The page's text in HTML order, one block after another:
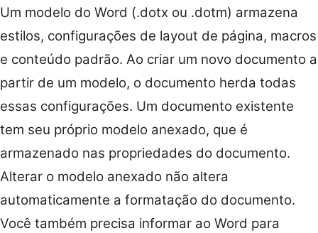
Um modelo do Word (.dotx ou .dotm) armazena
estilos, configurações de layout de página, macros
e conteúdo padrão. Ao criar um novo documento a
partir de um modelo, o documento herda todas
essas configurações. Um documento existente
tem seu próprio modelo anexado, que é
armazenado nas propriedades do documento.
Alterar o modelo anexado não altera
automaticamente a formatação do documento.
Você também precisa informar ao Word para